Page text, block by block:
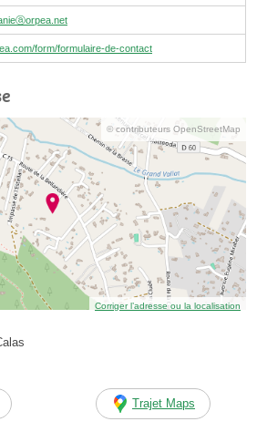
form/formulaire-de-contact
© contributeurs OpenStreetMap
Corriger l’adresse ou la localisation
Trajet Maps